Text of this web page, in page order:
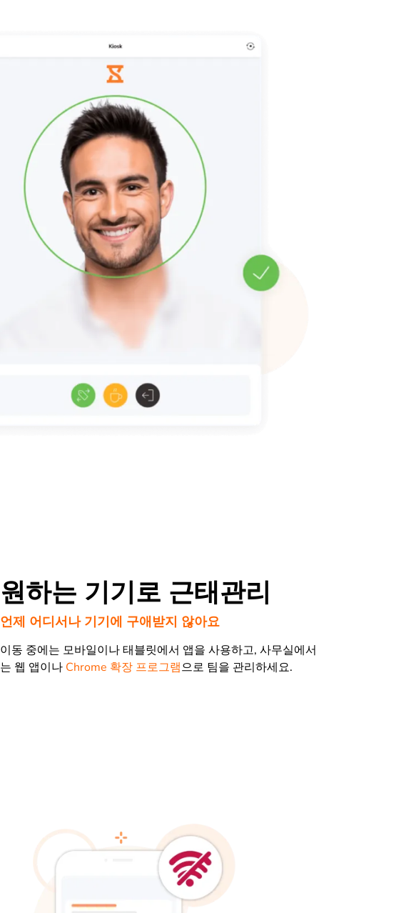
원하는 기기로 근태관리
언제 어디서나 기기에 구애받지 않아요
이동 중에는 모바일이나 태블릿에서 앱을 사용하고, 사무실에서
는 웹 앱이나 Chrome 확장 프로그램으로 팀을 관리하세요.